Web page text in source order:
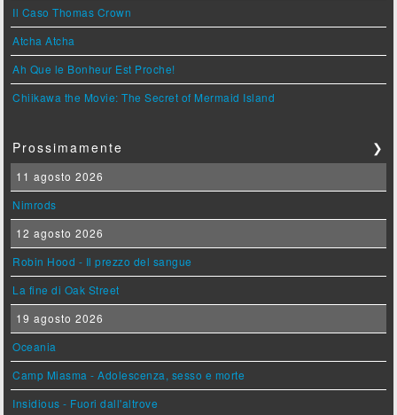
Il Caso Thomas Crown
Atcha Atcha
Ah Que le Bonheur Est Proche!
Chiikawa the Movie: The Secret of Mermaid Island
Prossimamente ❯
11 agosto 2026
Nimrods
12 agosto 2026
Robin Hood - Il prezzo del sangue
La fine di Oak Street
19 agosto 2026
Oceania
Camp Miasma - Adolescenza, sesso e morte
Insidious - Fuori dall'altrove